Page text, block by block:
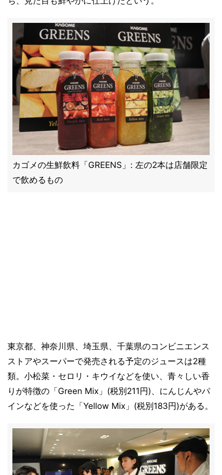
カゴメの生鮮飲料「GREENS」: 左の2本は店舗限定
で飲めるもの
東京都、神奈川県、埼玉県、千葉県のコンビニエンス
ストアやスーパーで発売される予定のジュースは2種
類。小松菜・セロリ・キウイなどを使い、青々しい香
りが特徴の「Green Mix」(税別211円)、にんじんやパ
インなどを使った「Yellow Mix」(税別183円)がある。